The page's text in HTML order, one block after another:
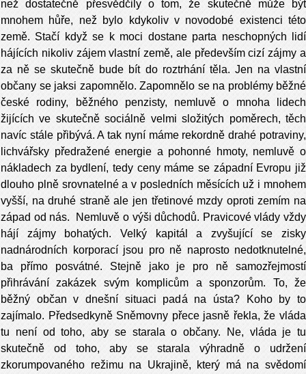
než dostatečně přesvědčily o tom, že skutečně může být
mnohem hůře, než bylo kdykoliv v novodobé existenci této
země. Stačí když se k moci dostane parta neschopných lidí
hájících nikoliv zájem vlastní země, ale především cizí zájmy a
za ně se skutečně bude bít do roztrhání těla. Jen na vlastní
občany se jaksi zapomnělo. Zapomnělo se na problémy běžné
české rodiny, běžného penzisty, nemluvě o mnoha lidech
žijících ve skutečně sociálně velmi složitých poměrech, těch
navíc stále přibývá. A tak nyní máme rekordně drahé potraviny,
lichvářsky předražené energie a pohonné hmoty, nemluvě o
nákladech za bydlení, tedy ceny máme se západní Evropu již
dlouho plně srovnatelné a v posledních měsících už i mnohem
vyšší, na druhé straně ale jen třetinové mzdy oproti zemím na
západ od nás. Nemluvě o výši důchodů. Pravicové vlády vždy
hájí zájmy bohatých. Velký kapitál a zvyšující se zisky
nadnárodních korporací jsou pro ně naprosto nedotknutelné,
ba přímo posvátné. Stejně jako je pro ně samozřejmostí
přihrávání zakázek svým komplicům a sponzorům. To, že
běžný občan v dnešní situaci padá na ústa? Koho by to
zajímalo. Předsedkyně Sněmovny přece jasně řekla, že vláda
tu není od toho, aby se starala o občany. Ne, vláda je tu
skutečně od toho, aby se starala výhradně o udržení
zkorumpovaného režimu na Ukrajině, který má na svědomí